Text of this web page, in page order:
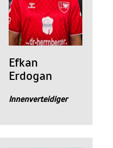
Efkan
Erdogan
Innenverteidiger